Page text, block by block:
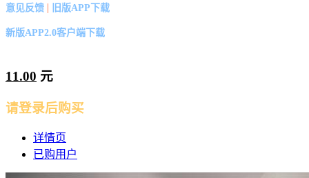
意见反馈 | 旧版APP下载
新版APP2.0客户端下载
11.00 元
请登录后购买
详情页
已购用户